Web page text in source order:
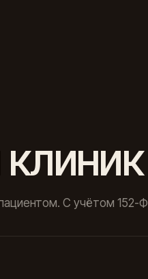
С учётом 152-